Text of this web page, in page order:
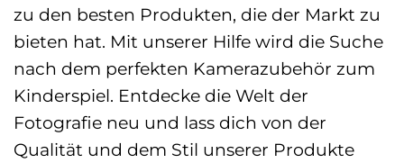
zu den besten Produkten, die der Markt zu
bieten hat. Mit unserer Hilfe wird die Suche
nach dem perfekten Kamerazubehör zum
Kinderspiel. Entdecke die Welt der
Fotografie neu und lass dich von der
Qualität und dem Stil unserer Produkte